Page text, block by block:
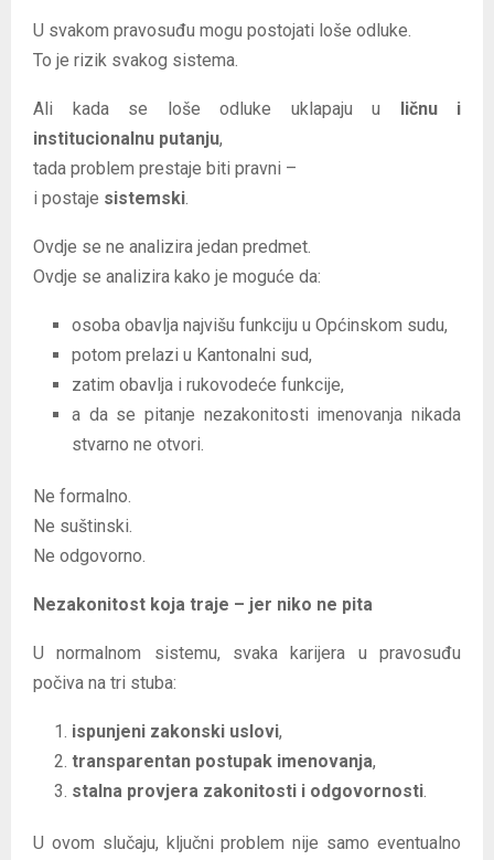
U svakom pravosuđu mogu postojati loše odluke.
To je rizik svakog sistema.
Ali kada se loše odluke uklapaju u ličnu i
institucionalnu putanju,
tada problem prestaje biti pravni –
i postaje sistemski
Ovdje se ne analizira jedan predmet.
Ovdje se analizira kako je moguće da:
osoba obavlja najvišu funkciju u Općinskom sudu,
potom prelazi u Kantonalni sud,
zatim obavlja i rukovodeće funkcije,
a da se pitanje nezakonitosti imenovanja nikada
stvarno ne otvori.
Ne formalno.
Ne suštinski.
Ne odgovorno.
Nezakonitost koja traje – jer niko ne pita
U normalnom sistemu, svaka karijera u pravosuđu
počiva na tri stuba:
ispunjeni zakonski uslovi,
transparentan postupak imenovanja,
stalna provjera zakonitosti i odgovornosti
U ovom slučaju, ključni problem nije samo eventualno